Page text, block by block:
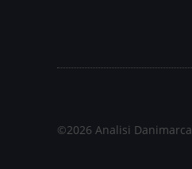
©2026 Analisi Danimarca